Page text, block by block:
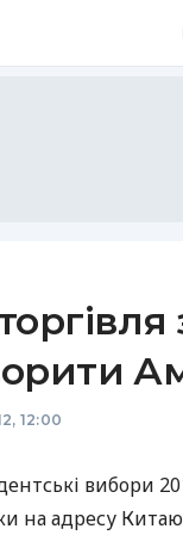
12:00
вибори
на адресу